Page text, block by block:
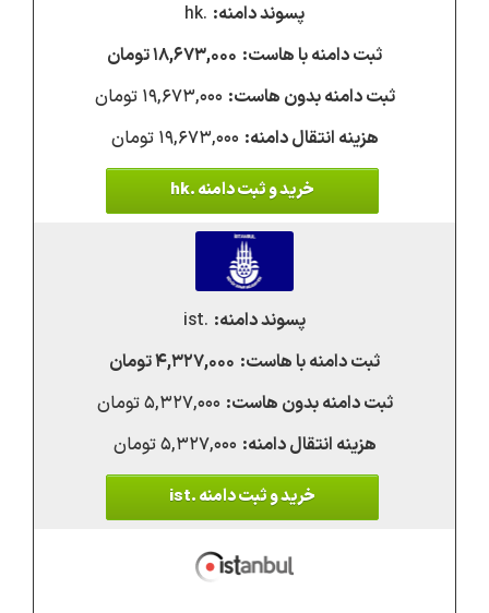
.hk
۱۸,۶۷۳,۰۰۰ تومان
۱۹,۶۷۳,۰۰۰ تومان
۱۹,۶۷۳,۰۰۰ تومان
خرید و ثبت دامنه .hk
.ist
۴,۳۲۷,۰۰۰ تومان
۵,۳۲۷,۰۰۰ تومان
۵,۳۲۷,۰۰۰ تومان
خرید و ثبت دامنه .ist